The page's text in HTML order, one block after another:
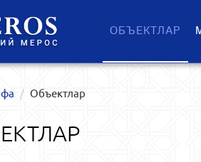
ОБЪЕКТЛАР
Объектлар